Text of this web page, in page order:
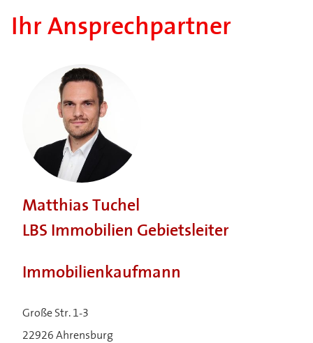
Ihr Ansprechpartner
Matthias Tuchel
LBS Immobilien Gebietsleiter
Immobilienkaufmann
Große Str. 1-3
22926 Ahrensburg